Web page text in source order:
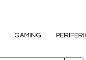
GAMING